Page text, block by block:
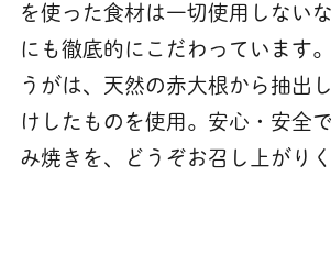
を使った食材は一切使用しない
にも徹底的にこだわっています
うがは、天然の赤大根から抽出
けしたものを使用。安心・安全
み焼きを、どうぞお召し上がり